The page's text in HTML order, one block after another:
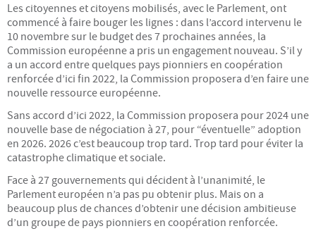
Les citoyennes et citoyens mobilisés, avec le Parlement, ont
commencé à faire bouger les lignes : dans l’accord intervenu le
10 novembre sur le budget des 7 prochaines années, la
Commission européenne a pris un engagement nouveau. S’il y
a un accord entre quelques pays pionniers en coopération
renforcée d’ici fin 2022, la Commission proposera d’en faire une
nouvelle ressource européenne.
Sans accord d’ici 2022, la Commission proposera pour 2024 une
nouvelle base de négociation à 27, pour “éventuelle” adoption
en 2026. 2026 c’est beaucoup trop tard. Trop tard pour éviter la
catastrophe climatique et sociale.
Face à 27 gouvernements qui décident à l’unanimité, le
Parlement européen n’a pas pu obtenir plus. Mais on a
beaucoup plus de chances d’obtenir une décision ambitieuse
d’un groupe de pays pionniers en coopération renforcée.